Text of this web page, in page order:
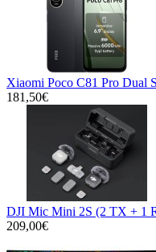
Xiaomi Poco C81 Pro
181,50€
DJI Mic Mini 2S (2 TX + 1
209,00€